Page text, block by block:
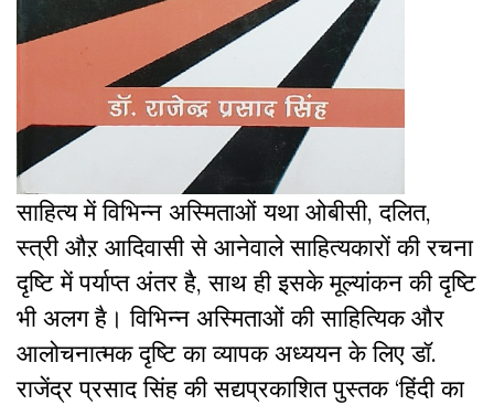
साहित्य में विभिन्न अस्मिताओं यथा ओबीसी, दलित,
स्त्री औऱ आदिवासी से आनेवाले साहित्यकारों की रचना
दृष्टि में पर्याप्त अंतर है, साथ ही इसके मूल्यांकन की दृष्टि
भी अलग है। विभिन्न अस्मिताओं की साहित्यिक और
आलोचनात्मक दृष्टि का व्यापक अध्ययन के लिए डॉ.
राजेंद्र प्रसाद सिंह की सद्यप्रकाशित पुस्तक ‘हिंदी का